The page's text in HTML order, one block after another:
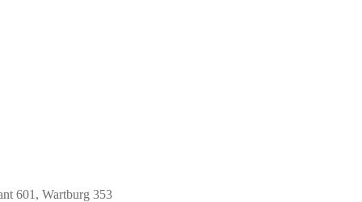
601, Wartburg 353